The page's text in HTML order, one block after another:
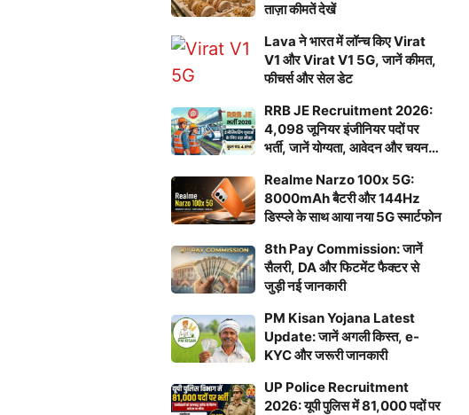
ताज़ा कीमतें देखें
Lava ने भारत में लॉन्च किए Virat
V1 और Virat V1 5G, जानें कीमत,
फीचर्स और सेल डेट
RRB JE Recruitment 2026:
4,098 जूनियर इंजीनियर पदों पर
भर्ती, जानें योग्यता, आवेदन और चयन
Realme Narzo 100x 5G:
8000mAh बैटरी और 144Hz
डिस्प्ले के साथ आया नया 5G स्मार्टफोन
8th Pay Commission: जानें
सैलरी, DA और फिटमेंट फैक्टर से
जुड़ी नई जानकारी
PM Kisan Yojana Latest
Update: जानें अगली किस्त, e-
KYC और जरूरी जानकारी
UP Police Recruitment
2026: यूपी पुलिस में 81,000 पदों पर